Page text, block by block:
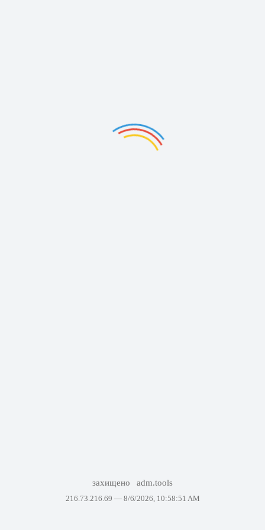
захищено adm.tools
216.73.216.69 — 8/6/2026, 10:58:51 AM